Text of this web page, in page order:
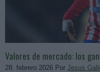
Valores de mercado: los
28. febrero 2026 Por Jesus